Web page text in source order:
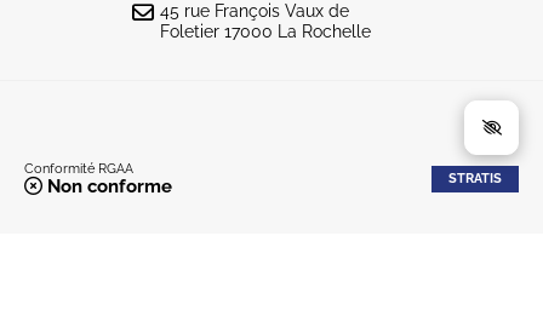
45 rue François Vaux de
Foletier 17000 La Rochelle
Conformité RGAA
Non conforme STRATIS